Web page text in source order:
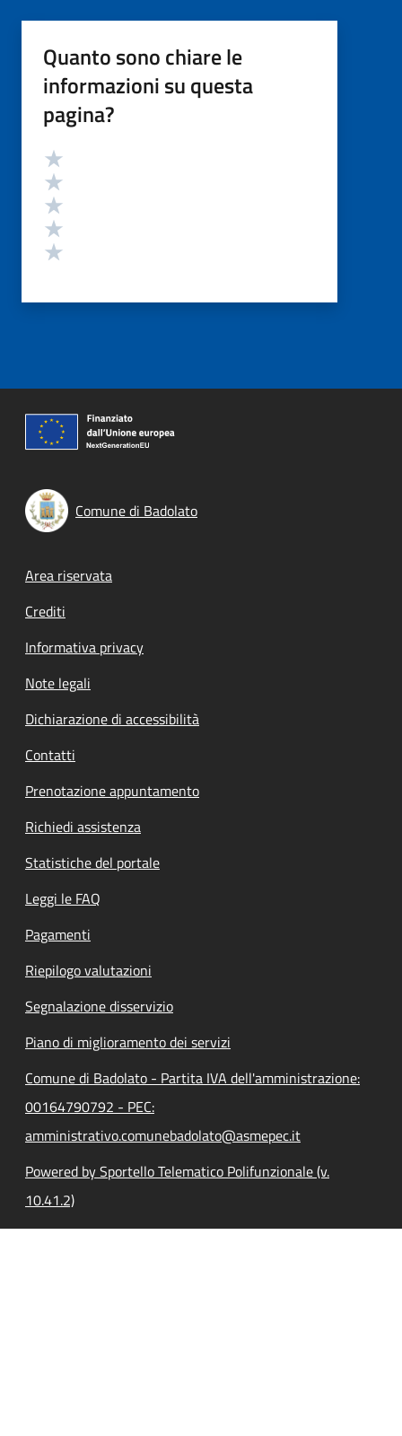
Quanto sono chiare le
informazioni su questa
pagina?
Valutazione
Comune di Badolato
Footer menu
Area riservata
Crediti
Informativa privacy
Note legali
Dichiarazione di accessibilità
Contatti
Prenotazione appuntamento
Richiedi assistenza
Statistiche del portale
Leggi le FAQ
Pagamenti
Riepilogo valutazioni
Segnalazione disservizio
Piano di miglioramento dei servizi
Comune di Badolato - Partita IVA dell'amministrazione:
00164790792 - PEC:
amministrativo.comunebadolato@asmepec.it
Powered by Sportello Telematico Polifunzionale (v.
10.41.2)